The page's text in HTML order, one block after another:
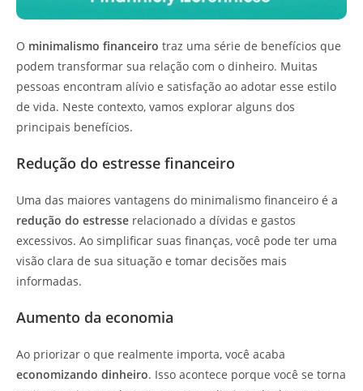
O minimalismo financeiro traz uma série de benefícios que
podem transformar sua relação com o dinheiro. Muitas
pessoas encontram alívio e satisfação ao adotar esse estilo
de vida. Neste contexto, vamos explorar alguns dos
principais benefícios.
Redução do estresse financeiro
Uma das maiores vantagens do minimalismo financeiro é a
redução do estresse relacionado a dívidas e gastos
excessivos. Ao simplificar suas finanças, você pode ter uma
visão clara de sua situação e tomar decisões mais
informadas.
Aumento da economia
Ao priorizar o que realmente importa, você acaba
economizando dinheiro. Isso acontece porque você se torna